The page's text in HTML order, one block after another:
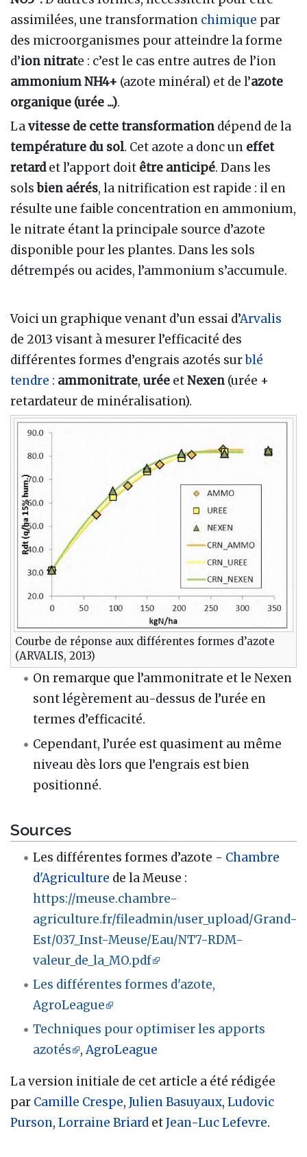
assimilées, une transformation chimique par
des microorganismes pour atteindre la forme
d’ion nitrate : c’est le cas entre autres de l’ion
ammonium NH4+ (azote minéral) et de l’azote
organique (urée ...).
Lavitesse de cette transformation dépend de la
température du sol. Cet azote a donc un effet
retardet l’apport doit être anticipé. Dans les
solsbien aérés, la nitrification est rapide : il en
résulte une faible concentration en ammonium,
le nitrate étant la principale source d’azote
disponible pour les plantes. Dans les sols
détrempés ou acides, l’ammonium s’accumule.
Voici un graphique venant d’un essai d’Arvalis
de 2013 visant à mesurer l’efficacité des
différentes formes d’engrais azotés surblé
tendre : ammonitrate, urée etNexen (urée +
retardateur de minéralisation).
Courbe de réponse aux différentes formes d’azote
(ARVALIS, 2013)
On remarque que l’ammonitrate et le Nexen
sont légèrement au-dessus de l’urée en
termes d’efficacité.
Cependant, l’urée est quasiment au même
niveau dès lors que l’engrais est bien
positionné.
Sources
Les différentes formes d’azote - Chambre
d'Agriculture de la Meuse :
https://meuse.chambre-
agriculture.fr/fileadmin/user_upload/Grand-
Est/037_Inst-Meuse/Eau/NT7-RDM-
valeur_de_la_MO.pdf
Les différentes formes d'azote,
AgroLeague
Techniques pour optimiser les apports
azotés
,AgroLeague
La version initiale de cet article a été rédigée
par Camille Crespe, Julien Basuyaux, Ludovic
Purson, Lorraine Briard etJean-Luc Lefevre.